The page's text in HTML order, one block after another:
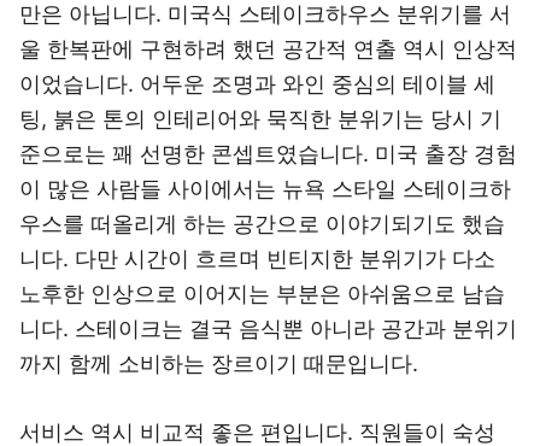
만은 아닙니다. 미국식 스테이크하우스 분위기를 서
울 한복판에 구현하려 했던 공간적 연출 역시 인상적
이었습니다. 어두운 조명과 와인 중심의 테이블 세
팅, 붉은 톤의 인테리어와 묵직한 분위기는 당시 기
준으로는 꽤 선명한 콘셉트였습니다. 미국 출장 경험
이 많은 사람들 사이에서는 뉴욕 스타일 스테이크하
우스를 떠올리게 하는 공간으로 이야기되기도 했습
니다. 다만 시간이 흐르며 빈티지한 분위기가 다소
노후한 인상으로 이어지는 부분은 아쉬움으로 남습
니다. 스테이크는 결국 음식뿐 아니라 공간과 분위기
까지 함께 소비하는 장르이기 때문입니다.
서비스 역시 비교적 좋은 편입니다. 직원들이 숙성